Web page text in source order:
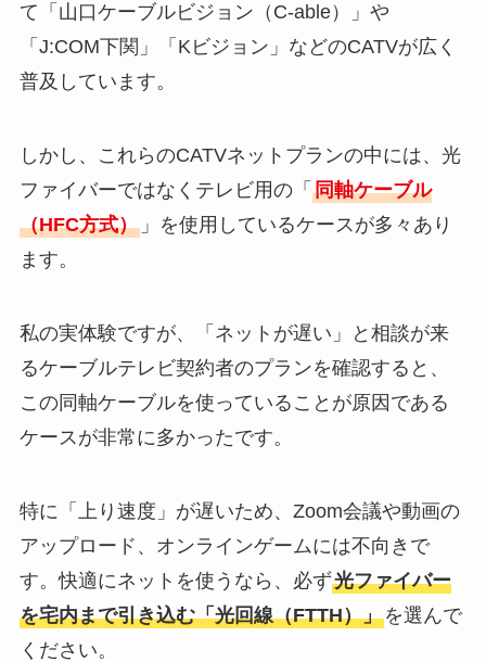
て「山口ケーブルビジョン（C-able）」や
「J:COM下関」「Kビジョン」などのCATVが広く
普及しています。
しかし、これらのCATVネットプランの中には、光
ファイバーではなくテレビ用の「 同軸ケーブル
（HFC方式）」を使用しているケースが多々あり
ます。
私の実体験ですが、「ネットが遅い」と相談が来
るケーブルテレビ契約者のプランを確認すると、
この同軸ケーブルを使っていることが原因である
ケースが非常に多かったです。
特に「上り速度」が遅いため、Zoom会議や動画の
アップロード、オンラインゲームには不向きで
す。快適にネットを使うなら、必ず光ファイバー
を宅内まで引き込む「光回線（FTTH）」を選んで
ください。